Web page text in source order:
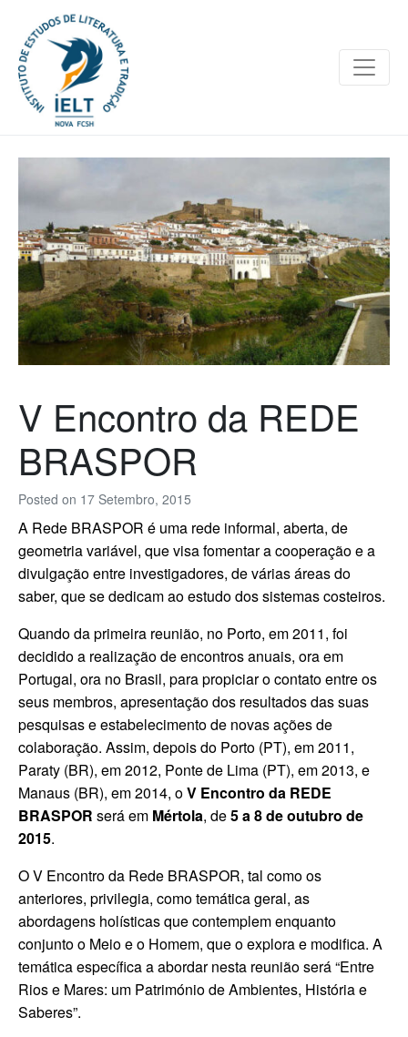
Posted on 17 Setembro, 2015
V Encontro da REDE
BRASPOR
A Rede BRASPOR é uma rede informal, aberta, de
geometria variável, que visa fomentar a cooperação e a
divulgação entre investigadores, de várias áreas do
saber, que se dedicam ao estudo dos sistemas costeiros.
Quando da primeira reunião, no Porto, em 2011, foi
decidido a realização de encontros anuais, ora em
Portugal, ora no Brasil, para propiciar o contato entre os
seus membros, apresentação dos resultados das suas
pesquisas e estabelecimento de novas ações de
colaboração. Assim, depois do Porto (PT), em 2011,
Paraty (BR), em 2012, Ponte de Lima (PT), em 2013, e
Manaus (BR), em 2014, oV Encontro da REDE
BRASPOR será em Mértola, de5 a 8 de outubro de
2015.
O V Encontro da Rede BRASPOR, tal como os
anteriores, privilegia, como temática geral, as
abordagens holísticas que contemplem enquanto
conjunto o Meio e o Homem, que o explora e modifica. A
temática específica a abordar nesta reunião será “Entre
Rios e Mares: um Património de Ambientes, História e
Saberes”.